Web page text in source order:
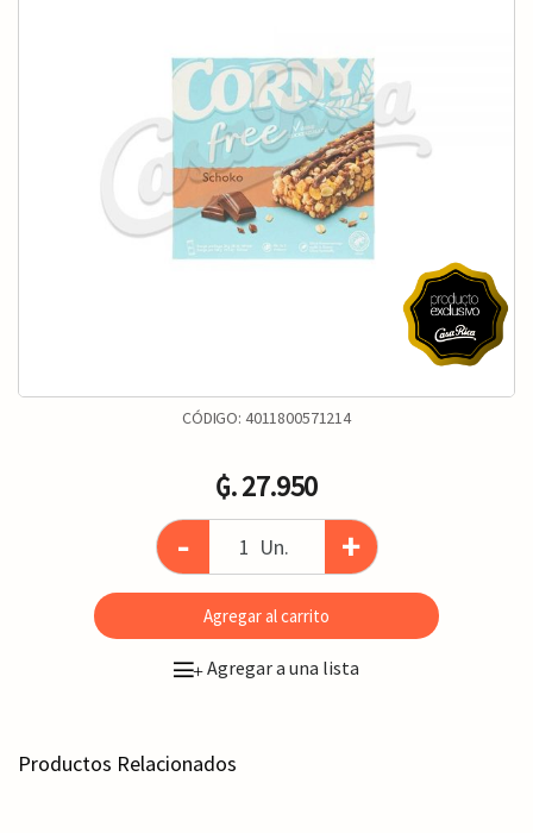
CÓDIGO: 4011800571214
₲. 27.950
- Un. +
Agregar al carrito
+Agregar a una lista
Productos Relacionados